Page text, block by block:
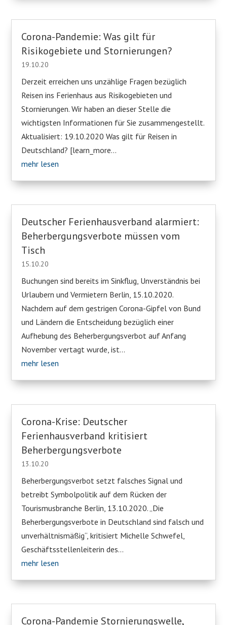
Corona-Pandemie: Was gilt für
Risikogebiete und Stornierungen?
19.10.20
Derzeit erreichen uns unzählige Fragen bezüglich
Reisen ins Ferienhaus aus Risikogebieten und
Stornierungen. Wir haben an dieser Stelle die
wichtigsten Informationen für Sie zusammengestellt.
Aktualisiert: 19.10.2020 Was gilt für Reisen in
Deutschland? [learn_more...
mehr lesen
Deutscher Ferienhausverband alarmiert:
Beherbergungsverbote müssen vom
Tisch
15.10.20
Buchungen sind bereits im Sinkflug, Unverständnis bei
Urlaubern und Vermietern Berlin, 15.10.2020.
Nachdem auf dem gestrigen Corona-Gipfel von Bund
und Ländern die Entscheidung bezüglich einer
Aufhebung des Beherbergungsverbot auf Anfang
November vertagt wurde, ist...
mehr lesen
Corona-Krise: Deutscher
Ferienhausverband kritisiert
Beherbergungsverbote
13.10.20
Beherbergungsverbot setzt falsches Signal und
betreibt Symbolpolitik auf dem Rücken der
Tourismusbranche Berlin, 13.10.2020. „Die
Beherbergungsverbote in Deutschland sind falsch und
unverhältnismäßig“, kritisiert Michelle Schwefel,
Geschäftsstellenleiterin des...
mehr lesen
Corona-Pandemie Stornierungswelle,